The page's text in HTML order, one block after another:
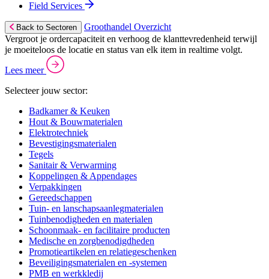
Field Services
Back to Sectoren
Groothandel Overzicht
Vergroot je ordercapaciteit en verhoog de klanttevredenheid terwijl
je moeiteloos de locatie en status van elk item in realtime volgt.
Lees meer
Selecteer jouw sector:
Badkamer & Keuken
Hout & Bouwmaterialen
Elektrotechniek
Bevestigingsmaterialen
Tegels
Sanitair & Verwarming
Koppelingen & Appendages
Verpakkingen
Gereedschappen
Tuin- en lanschapsaanlegmaterialen
Tuinbenodigheden en materialen
Schoonmaak- en facilitaire producten
Medische en zorgbenodigdheden
Promotieartikelen en relatiegeschenken
Beveiligingsmaterialen en -systemen
PMB en werkkledij